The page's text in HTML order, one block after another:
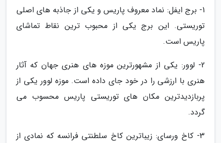
1- برج ایفل: نماد معروف پاریس و یکی از جاذبه های اصلی
توریستی. این برج یکی از محبوب ترین نقاط تماشای
پاریس است.
2- لوور: یکی از مشهورترین موزه های هنری جهان که آثار
هنری با ارزشی را در خود جای داده است. موزه لوور یکی از
پربازدیدترین مکان های توریستی پاریس محسوب می
گردد.
3- کاخ ورسای: زیباترین کاخ سلطنتی فرانسه که نمادی از